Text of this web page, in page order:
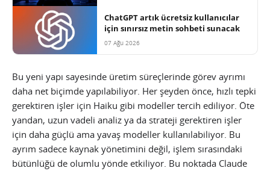
ChatGPT artık ücretsiz kullanıcılar
için sınırsız metin sohbeti sunacak
07 Ağu 2026
Bu yeni yapı sayesinde üretim süreçlerinde görev ayrımı
daha net biçimde yapılabiliyor. Her şeyden önce, hızlı tepki
gerektiren işler için Haiku gibi modeller tercih ediliyor. Öte
yandan, uzun vadeli analiz ya da strateji gerektiren işler
için daha güçlü ama yavaş modeller kullanılabiliyor. Bu
ayrım sadece kaynak yönetimini değil, işlem sırasındaki
bütünlüğü de olumlu yönde etkiliyor. Bu noktada Claude